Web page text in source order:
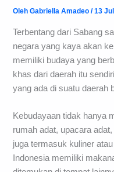
OlehGabriella Amadeo/13
Terbentang dari Sabang
negara yang kaya akan
memiliki budaya yang
khas dari daerah itu
yang ada di suatu daerah
Kebudayaan tidak hanya
rumah adat, upacara
juga termasuk kuliner
Indonesia memiliki